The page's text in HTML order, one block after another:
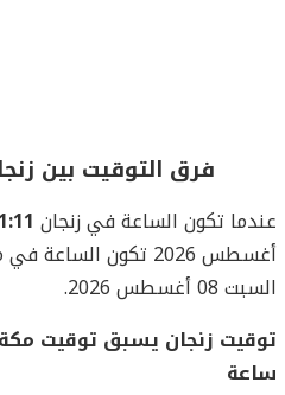
فرق التوقيت بين
عندما تكون الساعة في زنجان 01:11
أغسطس 2026 تكون الساعة في مكة المكرمة
السبت 08 أغسطس 2026.
توقيت زنجان يسبق توقيت
ساعة